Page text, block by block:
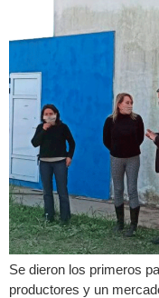
Se dieron los primeros
productores y un